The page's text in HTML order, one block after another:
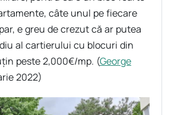
câte unul pe fiecare
e greu de crezut că ar putea
al cartierului cu blocuri din
peste 2,000€/mp. (George
2022)